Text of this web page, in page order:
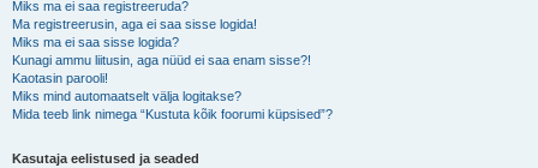
Miks ma ei saa registreeruda?
Ma registreerusin, aga ei saa sisse logida!
Miks ma ei saa sisse logida?
Kunagi ammu liitusin, aga nüüd ei saa enam sisse?!
Kaotasin parooli!
Miks mind automaatselt välja logitakse?
Mida teeb link nimega “Kustuta kõik foorumi küpsised”?
Kasutaja eelistused ja seaded